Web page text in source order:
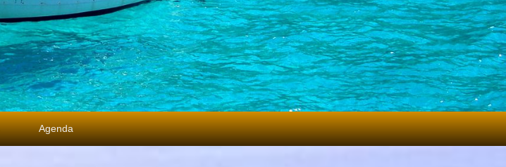
Agenda